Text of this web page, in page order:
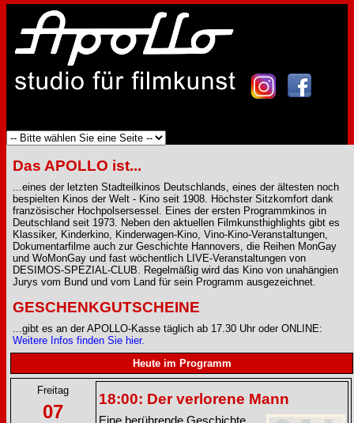
Das APOLLO ist...
...eines der letzten Stadteilkinos Deutschlands, eines der ältesten noch
bespielten Kinos der Welt - Kino seit 1908. Höchster Sitzkomfort dank
französischer Hochpolsersessel. Eines der ersten Programmkinos in
Deutschland seit 1973. Neben den aktuellen Filmkunsthighlights gibt es
Klassiker, Kinderkino, Kinderwagen-Kino, Vino-Kino-Veranstaltungen,
Dokumentarfilme auch zur Geschichte Hannovers, die Reihen MonGay
und WoMonGay und fast wöchentlich LIVE-Veranstaltungen von
DESIMOS-SPEZIAL-CLUB. Regelmäßig wird das Kino von unahängien
Jurys vom Bund und vom Land für sein Programm ausgezeichnet.
GESCHENKGUTSCHEINE
...gibt es an der APOLLO-Kasse täglich ab 17.30 Uhr oder ONLINE:
Weitere Infos finden Sie hier.
Heute im Programm
Freitag
07
18:00: Der verlorene Mann